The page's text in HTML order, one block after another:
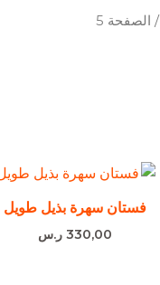
/ الصفحة 5
فستان سهرة بذيل طويل
330,00 ر.س